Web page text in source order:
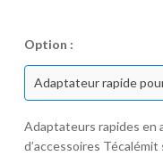
Option :
Adaptateurs rapides en
d’accessoires